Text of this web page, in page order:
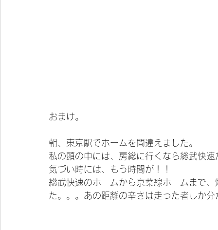
おまけ。
朝、東京駅でホームを間違えました。
私の頭の中には、房総に行くなら総武快
気づい時には、もう時間が！！
総武快速のホームから京葉線ホームまで
た。。。あの距離の辛さは走った者しか分